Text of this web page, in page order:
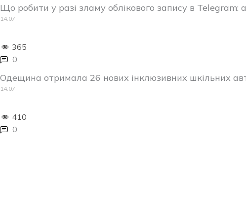
Що робити у разі зламу облікового запису в Telegram:
14.07
365
0
Одещина отримала 26 нових інклюзивних шкільних
14.07
410
0